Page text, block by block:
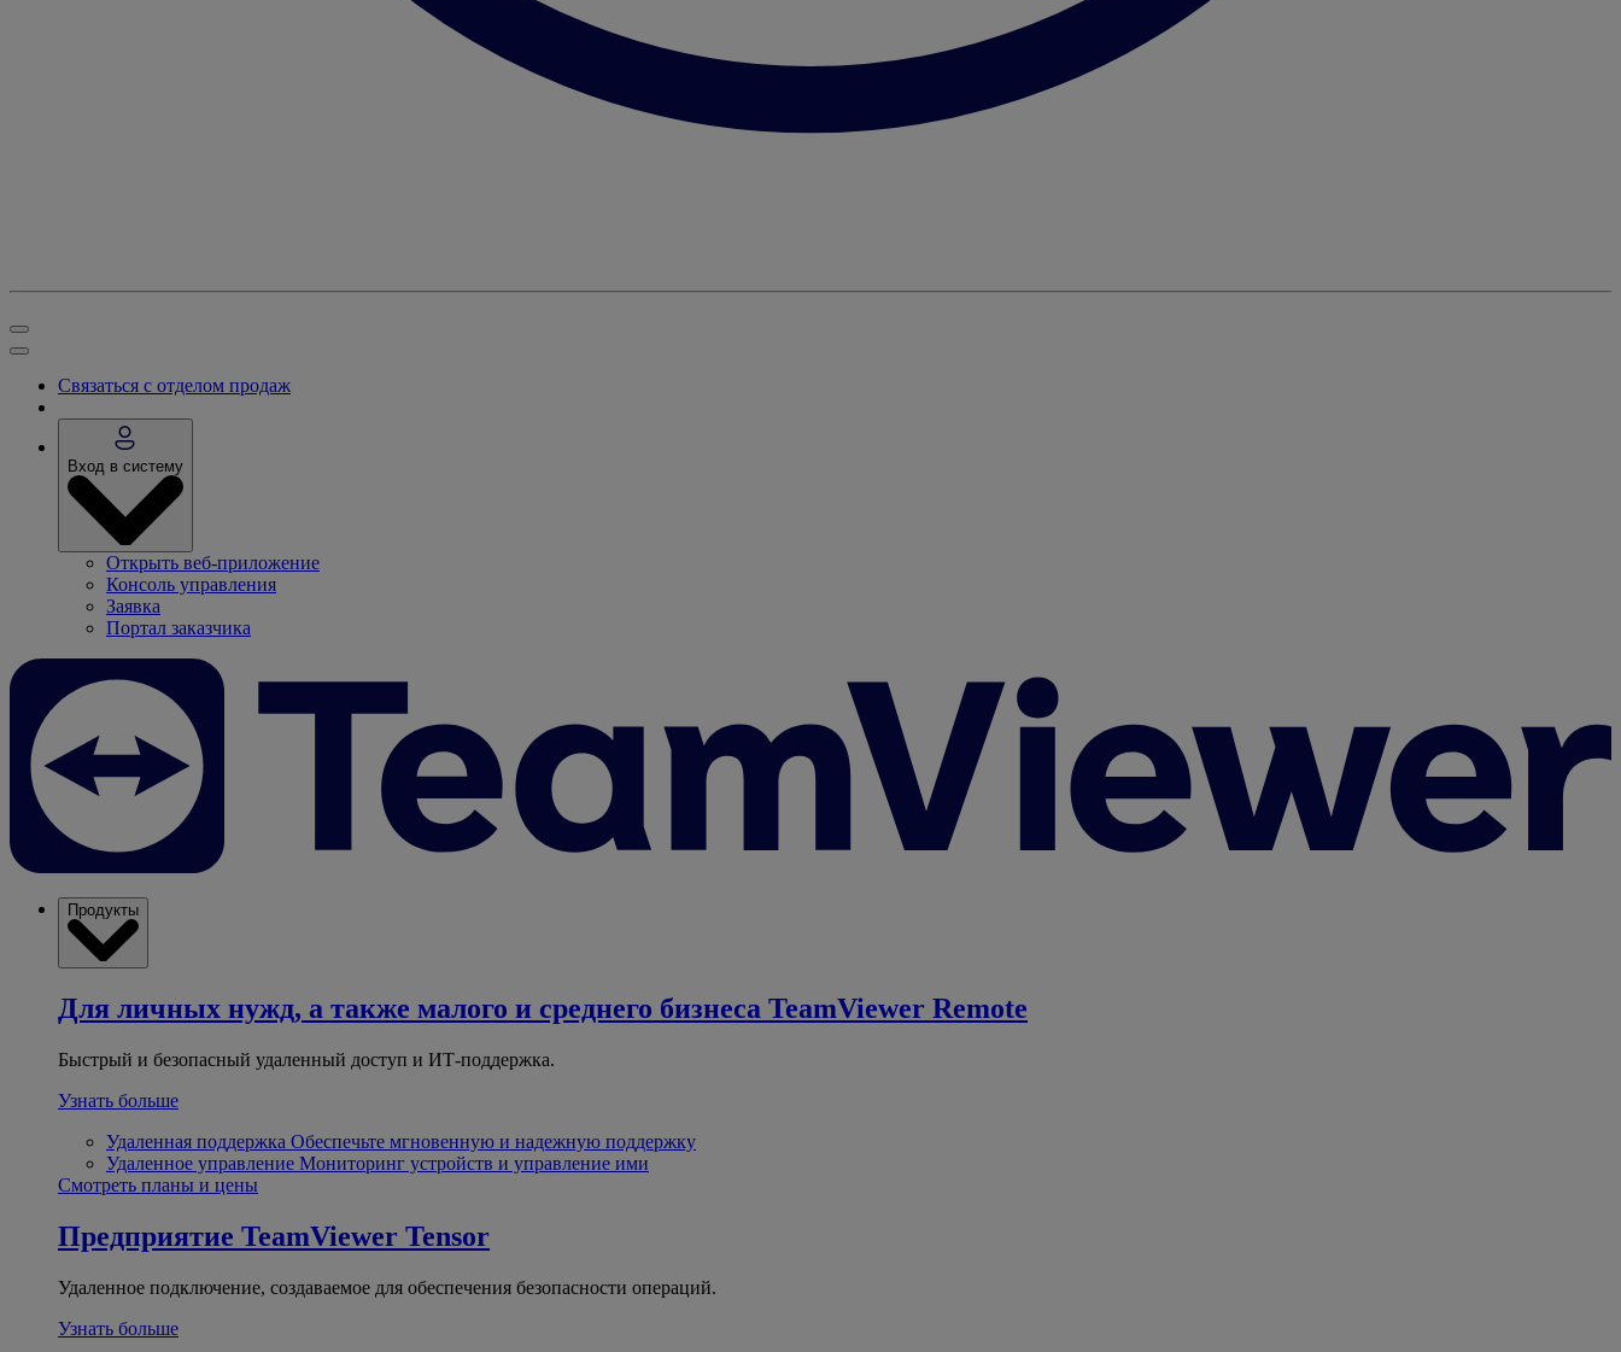
Связаться с отделом продаж
Вход в систему
Открыть веб-приложение
Консоль управления
Заявка
Портал заказчика
Продукты
Для личных нужд, а также малого и среднего бизнеса TeamViewer Remote
Быстрый и безопасный удаленный доступ и ИТ-поддержка.
Узнать больше
Удаленная поддержка Обеспечьте мгновенную и надежную поддержку
Удаленное управление Мониторинг устройств и управление ими
Смотреть планы и цены
Предприятие TeamViewer Tensor
Удаленное подключение, создаваемое для обеспечения безопасности операций.
Узнать больше